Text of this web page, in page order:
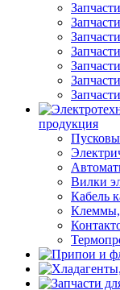
продукция
Вилки
Кабель
Клеммы,